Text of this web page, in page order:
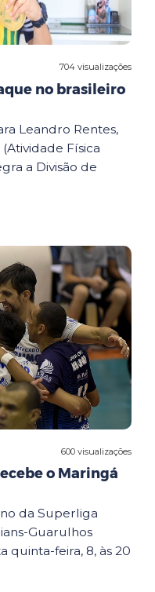
704 visualizações
no brasileiro
Leandro Rentes,
Física
a Divisão de
600 visualizações
o Maringá
da Superliga
Guarulhos
quinta-feira, 8, às 20